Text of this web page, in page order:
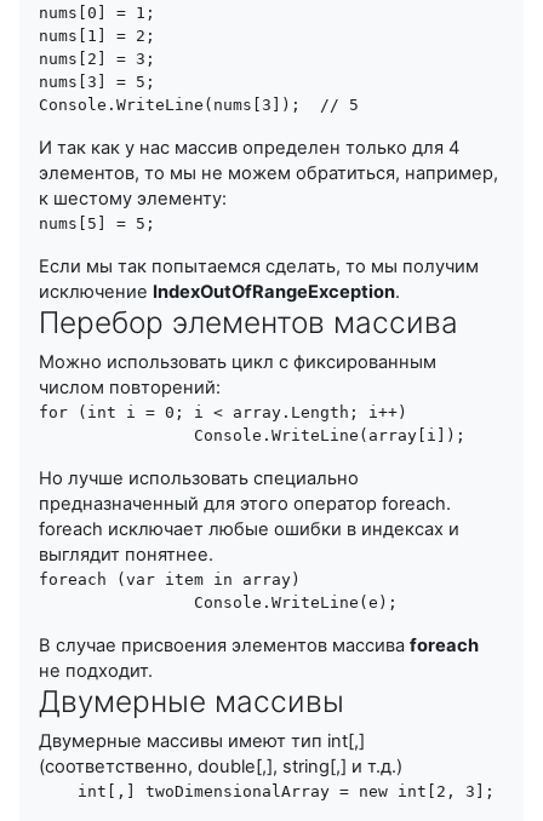
nums[0] = 1;
nums[1] = 2;
nums[2] = 3;
nums[3] = 5;
И так как у нас массив определен только для 4
элементов, то мы не можем обратиться, например,
к шестому элементу:
nums[5] = 5;
Если мы так попытаемся сделать, то мы получим
исключение IndexOutOfRangeException.
Перебор элементов массива
Можно использовать цикл с фиксированным
числом повторений:
for (int i = 0; i < array.Length; i++)
Но лучше использовать специально
предназначенный для этого оператор foreach.
foreach исключает любые ошибки в индексах и
выглядит понятнее.
foreach (var item in array)
В случае присвоения элементов массива foreach
не подходит.
Двумерные массивы
Двумерные массивы имеют тип int[,]
(соответственно, double[,], string[,] и т.д.)